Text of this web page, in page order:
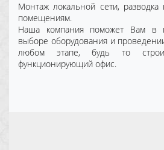
Монтаж локальной сети,
помещениям.
Наша компания поможет Вам в
выборе оборудования и
любом этапе, будь то
функционирующий офис.